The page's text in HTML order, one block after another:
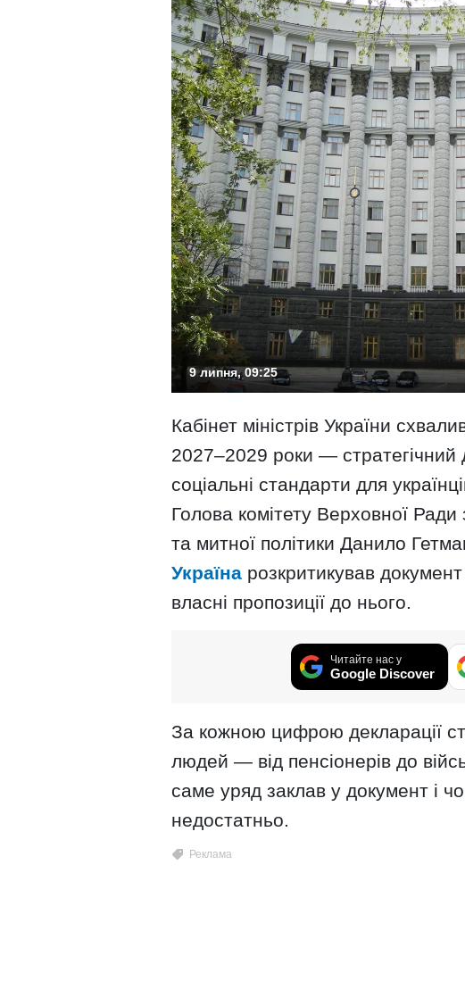
9 липня, 09:25
Кабінет міністрів України
2027–2029 роки — стратегічний
соціальні стандарти для
Голова комітету Верховної Ради
та митної політики Данило
Україна розкритикував
власні пропозиції до нього.
Читайте нас у
Google Discover
За кожною цифрою декларації
людей — від пенсіонерів до
саме уряд заклав у документ і
недостатньо.